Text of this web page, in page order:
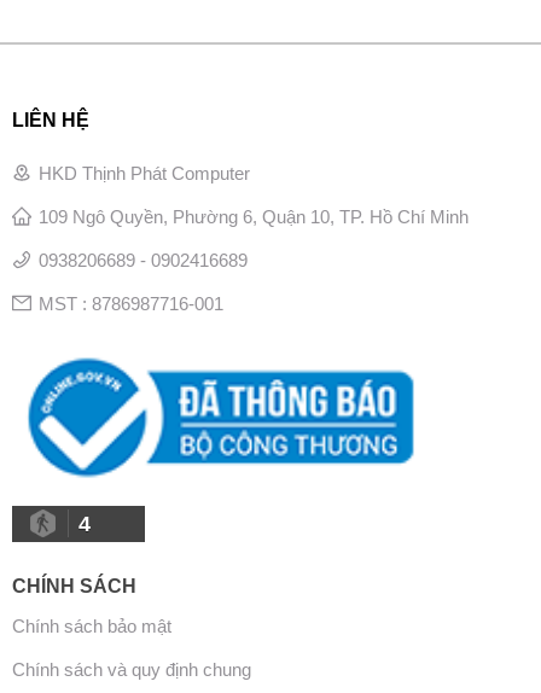
LIÊN HỆ
HKD Thịnh Phát Computer
109 Ngô Quyền, Phường 6, Quận 10, TP. Hồ Chí Minh
0938206689 - 0902416689
MST : 8786987716-001
4
CHÍNH SÁCH
Chính sách bảo mật
Chính sách và quy định chung